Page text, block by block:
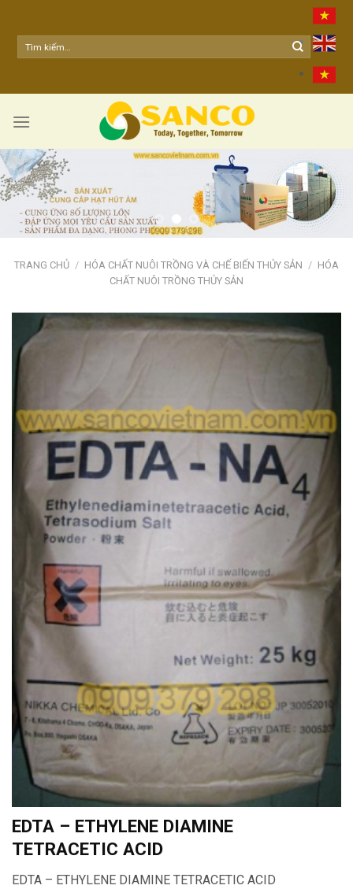
content
TRANG CHỦ / HÓA CHẤT NUÔI TRỒNG VÀ CHẾ BIẾN THỦY SẢN / HÓA
CHẤT NUÔI TRỒNG THỦY SẢN
EDTA – ETHYLENE DIAMINE
TETRACETIC ACID
EDTA – ETHYLENE DIAMINE TETRACETIC ACID